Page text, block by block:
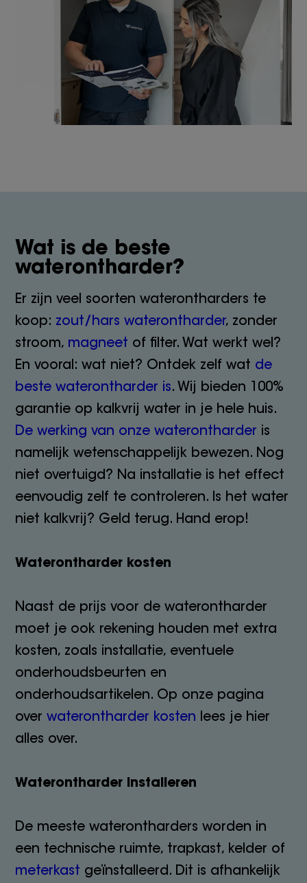
Wat is de beste
waterontharder?
Er zijn veel soorten waterontharders te
koop: zout/hars waterontharder, zonder
stroom, magneet of filter. Wat werkt wel?
En vooral: wat niet? Ontdek zelf wat de
beste waterontharder is. Wij bieden 100%
garantie op kalkvrij water in je hele huis.
De werking van onze waterontharder is
namelijk wetenschappelijk bewezen. Nog
niet overtuigd? Na installatie is het effect
eenvoudig zelf te controleren. Is het water
niet kalkvrij? Geld terug. Hand erop!
Waterontharder kosten
Naast de prijs voor de waterontharder
moet je ook rekening houden met extra
kosten, zoals installatie, eventuele
onderhoudsbeurten en
onderhoudsartikelen. Op onze pagina
overwaterontharder kosten lees je hier
alles over.
Waterontharder installeren
De meeste waterontharders worden in
een technische ruimte, trapkast, kelder of
meterkast geïnstalleerd. Dit is afhankelijk